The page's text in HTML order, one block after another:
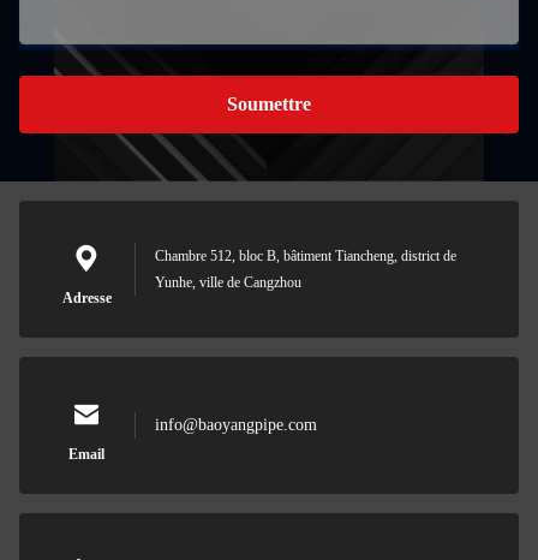
Soumettre
Adresse
Chambre 512, bloc B, bâtiment Tiancheng, district de
Yunhe, ville de Cangzhou
Email
info@baoyangpipe.com